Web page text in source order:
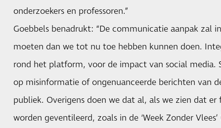
onderzoekers en professoren.”
Goebbels benadrukt: “De communicatie aanpak zal
moeten dan we tot nu toe hebben kunnen doen.
rond het platform, voor de impact van social media.
op misinformatie of ongenuanceerde berichten van
publiek. Overigens doen we dat al, als we zien dat
worden geventileerd, zoals in de ‘Week Zonder